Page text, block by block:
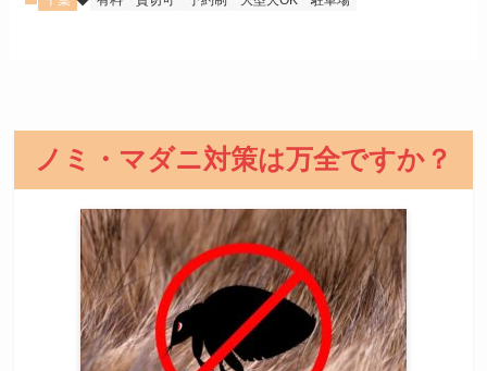
ノミ・マダニ対策は万全ですか？